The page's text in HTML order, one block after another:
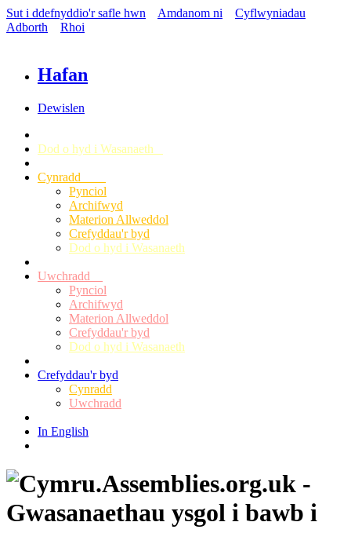
Sut i ddefnyddio'r safle hwn Amdanom ni
Cyflwyniadau
Adborth
Rhoi
Hafan
Dewislen
Dod o hyd i Wasanaeth
Cynradd
Pynciol
Archifwyd
Materion Allweddol
Crefyddau'r byd
Dod o hyd i Wasanaeth
Uwchradd
Pynciol
Archifwyd
Materion Allweddol
Crefyddau'r byd
Dod o hyd i Wasanaeth
Crefyddau'r byd
Cynradd
Uwchradd
In English